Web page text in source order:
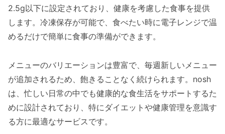
2.5g以下に設定されており、健康を考慮した食事を提供
します。冷凍保存が可能で、食べたい時に電子レンジで温
めるだけで簡単に食事の準備ができます。
メニューのバリエーションは豊富で、毎週新しいメニュー
が追加されるため、飽きることなく続けられます。nosh
は、忙しい日常の中でも健康的な食生活をサポートするた
めに設計されており、特にダイエットや健康管理を意識す
る方に最適なサービスです。